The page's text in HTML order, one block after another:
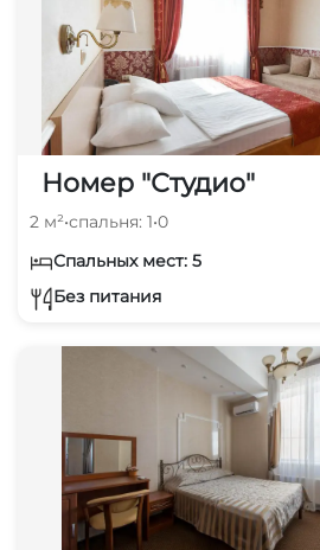
Номер "Студио"
2 м²•спальня: 1•0
Спальных мест: 5
Без питания